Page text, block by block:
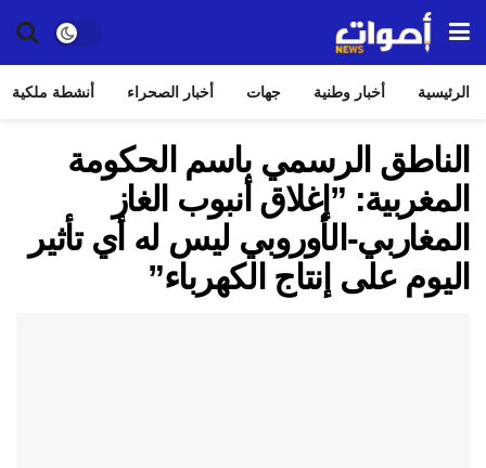
الرئيسية أخبار وطنية جهات أخبار الصحراء أنشطة ملكية
الناطق الرسمي باسم الحكومة
المغربية: ”إغلاق أنبوب الغاز
المغاربي-الأوروبي ليس له أي تأثير
اليوم على إنتاج الكهرباء”